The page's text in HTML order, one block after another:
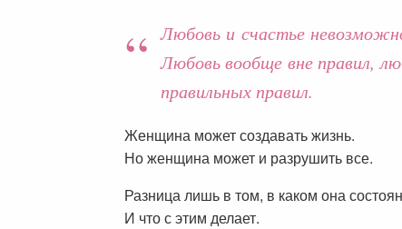
Любовь и счастье
Любовь вообще вне правил,
правильных правил.
Женщина может создавать жизнь.
Но женщина может и разрушить все.
Разница лишь в том, в каком она
И что с этим делает.